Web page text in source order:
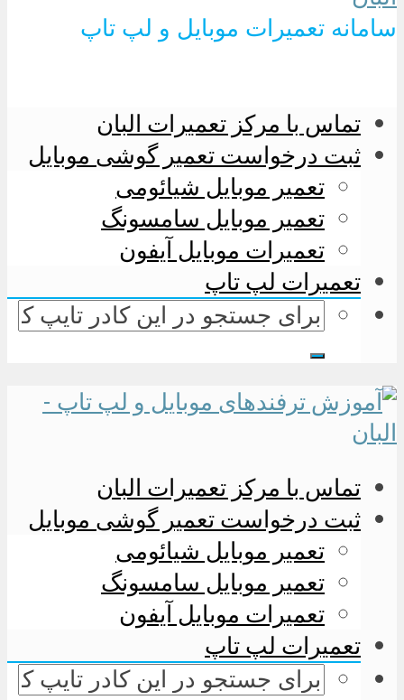
سامانه تعمیرات موبایل و لپ تاپ
تماس با مرکز تعمیرات البان
ثبت درخواست تعمیر گوشی موبایل
تعمیر موبایل شیائومی
تعمیر موبایل سامسونگ
تعمیرات موبایل آیفون
تعمیرات لپ تاپ
تماس با مرکز تعمیرات البان
ثبت درخواست تعمیر گوشی موبایل
تعمیر موبایل شیائومی
تعمیر موبایل سامسونگ
تعمیرات موبایل آیفون
تعمیرات لپ تاپ